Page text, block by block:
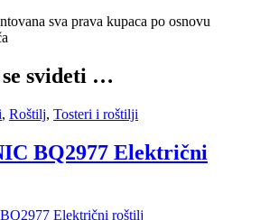
sva prava kupaca po osnovu
svideti …
, Roštilj, Tosteri i roštilji
BQ2977 Električni